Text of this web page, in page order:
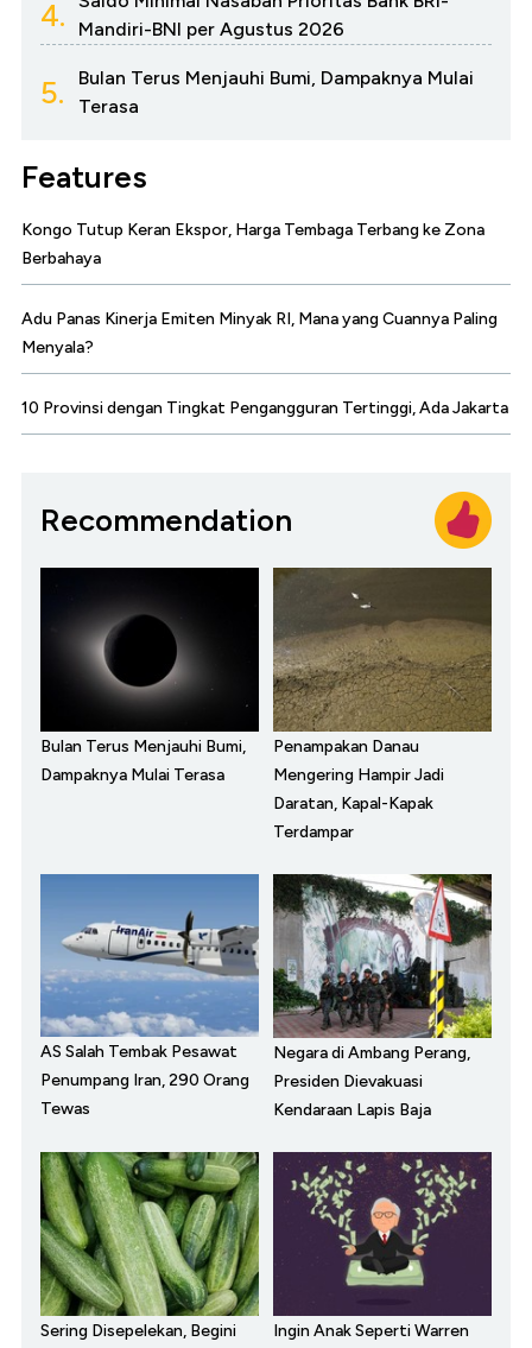
4.
Mandiri-BNI per Agustus 2026
5.
Bulan Terus Menjauhi Bumi, Dampaknya Mulai
Terasa
Features
Kongo Tutup Keran Ekspor, Harga Tembaga Terbang ke Zona
Berbahaya
Adu Panas Kinerja Emiten Minyak RI, Mana yang Cuannya Paling
Menyala?
10 Provinsi dengan Tingkat Pengangguran Tertinggi, Ada Jakarta
Recommendation
Bulan Terus Menjauhi Bumi,
Dampaknya Mulai Terasa
Penampakan Danau
Mengering Hampir Jadi
Daratan, Kapal-Kapak
Terdampar
AS Salah Tembak Pesawat
Penumpang Iran, 290 Orang
Tewas
Negara di Ambang Perang,
Presiden Dievakuasi
Kendaraan Lapis Baja
Sering Disepelekan, Begini
Ingin Anak Seperti Warren